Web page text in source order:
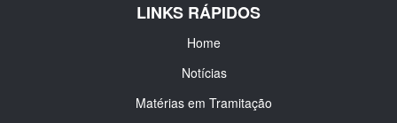
LINKS RÁPIDOS
Home
Notícias
Matérias em Tramitação